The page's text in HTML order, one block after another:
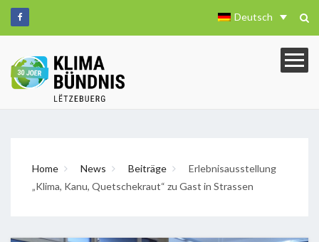
Deutsch
Home News Beiträge
Erlebnisausstellung
„Klima, Kanu, Quetschekraut“ zu Gast in Strassen